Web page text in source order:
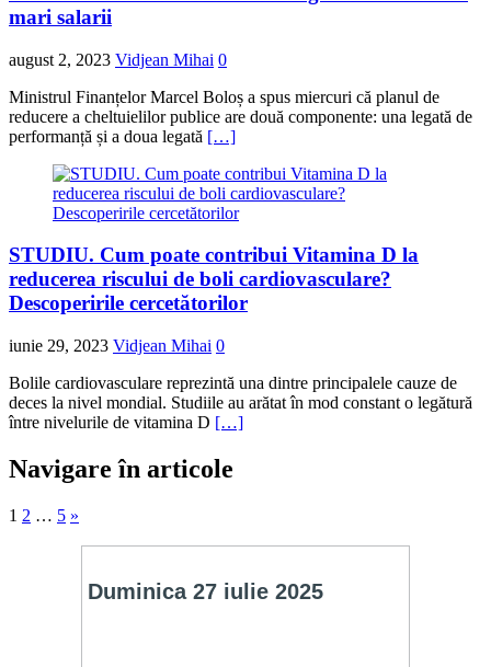
mari salarii
august 2, 2023 Vidjean Mihai 0
Ministrul Finanțelor Marcel Boloș a spus miercuri că planul de
reducere a cheltuielilor publice are două componente: una legată de
performanță și a doua legată […]
STUDIU. Cum poate contribui Vitamina D la
reducerea riscului de boli cardiovasculare?
Descoperirile cercetătorilor
iunie 29, 2023 Vidjean Mihai 0
Bolile cardiovasculare reprezintă una dintre principalele cauze de
deces la nivel mondial. Studiile au arătat în mod constant o legătură
între nivelurile de vitamina D […]
Navigare în articole
1 2 … 5 »